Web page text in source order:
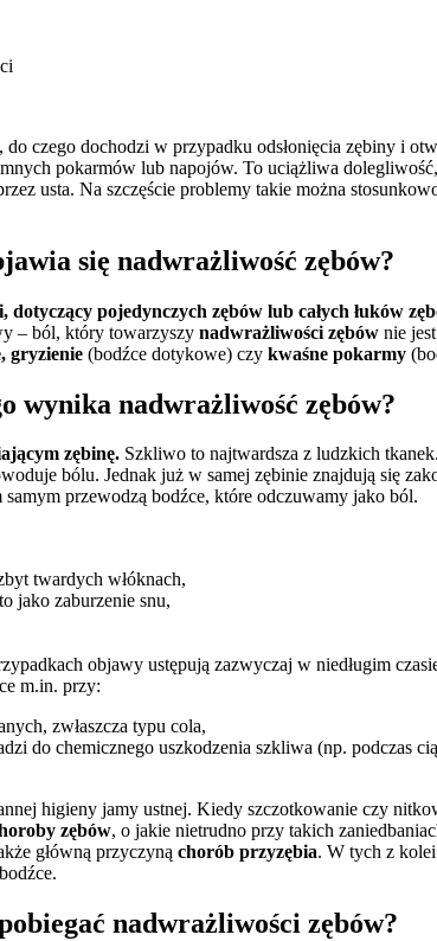
czego dochodzi w przypadku odsłonięcia zębiny i
pokarmów lub napojów. To uciążliwa
usta. Na szczęście problemy takie można
się nadwrażliwość zębów?
dotyczący pojedynczych zębów lub całych łuków
– ból, który towarzyszy nadwrażliwości zębów nie
gryzienie (bodźce dotykowe) czy kwaśne pokarmy
wynika nadwrażliwość zębów?
zębinę. Szkliwo to najtwardsza z ludzkich
bólu. Jednak już w samej zębinie znajdują się
przewodzą bodźce, które odczuwamy jako ból.
twardych włóknach,
jako zaburzenie snu,
objawy ustępują zazwyczaj w niedługim
m.in. przy:
zwłaszcza typu cola,
do chemicznego uszkodzenia szkliwa (np. podczas
higieny jamy ustnej. Kiedy szczotkowanie czy
zębów, o jakie nietrudno przy takich
główną przyczyną chorób przyzębia. W tych z
nadwrażliwości zębów?